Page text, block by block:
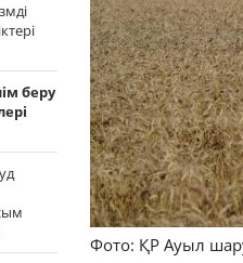
беру
Фото: ҚР Ауыл